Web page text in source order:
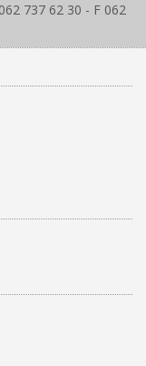
737 62 30 - F 062